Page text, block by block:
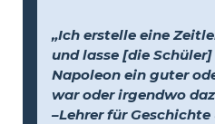
„Ich erstelle eine
und lasse [die
Napoleon ein guter
war oder irgendwo
–Lehrer für Geschichte